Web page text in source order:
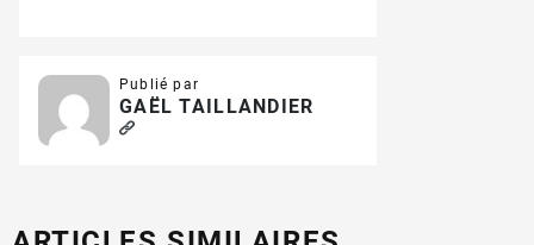
Publié par
GAËL TAILLANDIER